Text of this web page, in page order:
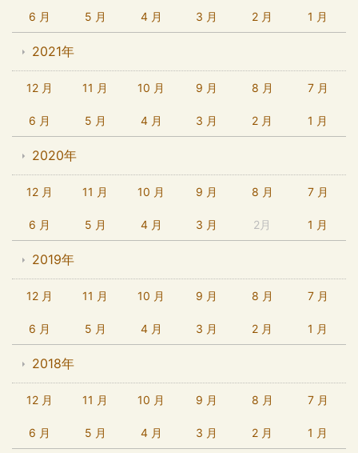
6 月 5 月 4 月 3 月 2 月 1 月
2021年
12 月 11 月 10 月 9 月 8 月 7 月
6 月 5 月 4 月 3 月 2 月 1 月
2020年
12 月 11 月 10 月 9 月 8 月 7 月
6 月 5 月 4 月 3 月 2月 1 月
2019年
12 月 11 月 10 月 9 月 8 月 7 月
6 月 5 月 4 月 3 月 2 月 1 月
2018年
12 月 11 月 10 月 9 月 8 月 7 月
6 月 5 月 4 月 3 月 2 月 1 月